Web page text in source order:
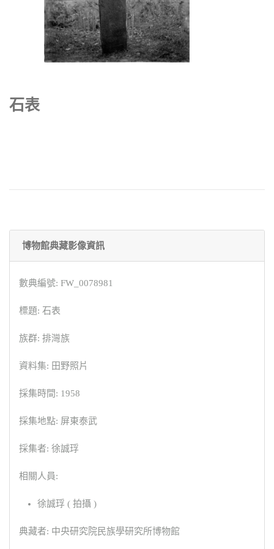
石表
博物館典藏影像資訊
數典編號: FW_0078981
標題: 石表
族群: 排灣族
資料集: 田野照片
採集時間: 1958
採集地點: 屏東泰武
採集者: 徐誠琈
相關人員:
徐誠琈 ( 拍攝 )
典藏者: 中央研究院民族學研究所博物館